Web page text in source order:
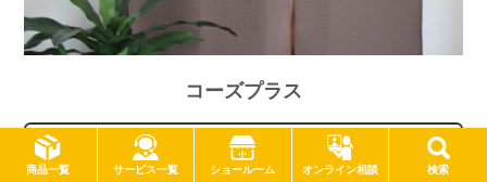
商品一覧 サービス一覧 ショールーム オンライン相談 検索
コーズプラス
詳細はこちら